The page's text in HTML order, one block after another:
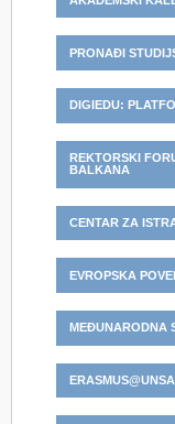
PRONAĐI
DIGIEDU:
REKTORSKI
BALKANA
CENTAR ZA
EVROPSKA
MEĐUNARODNA
ERASMUS@UNSA